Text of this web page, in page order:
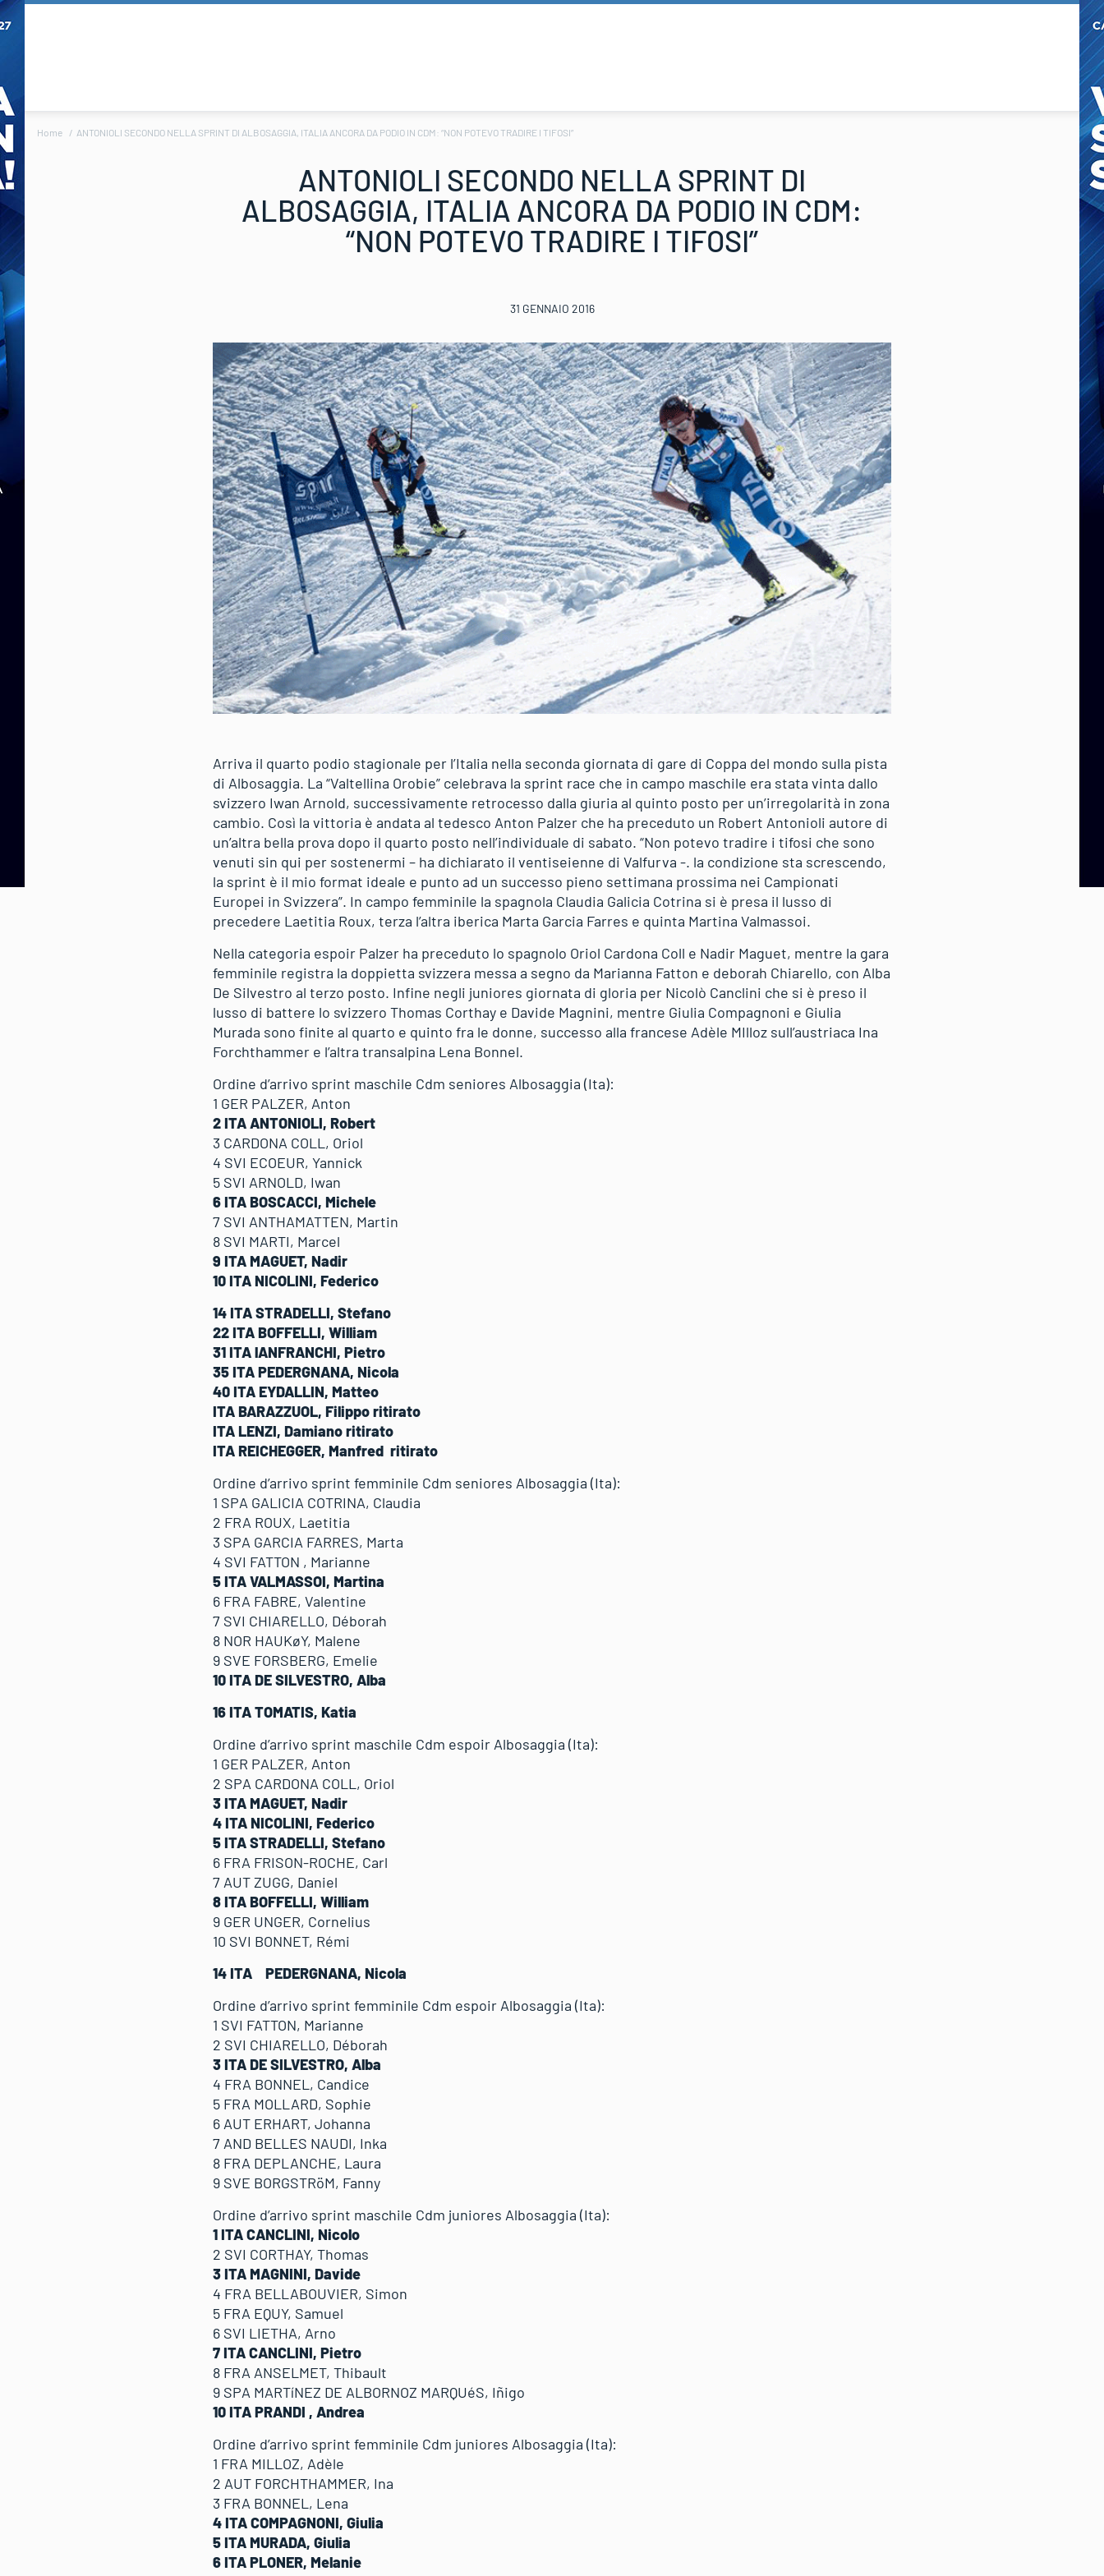
Home ANTONIOLI SECONDO NELLA SPRINT DI ALBOSAGGIA, ITALIA ANCORA DA PODIO IN CDM: “NON POTEVO TRADIRE I TIFOSI”
ANTONIOLI SECONDO NELLA SPRINT DI
ALBOSAGGIA, ITALIA ANCORA DA PODIO IN CDM:
“NON POTEVO TRADIRE I TIFOSI”
31 GENNAIO 2016
Arriva il quarto podio stagionale per l’Italia nella seconda giornata di gare di Coppa del mondo sulla pista
di Albosaggia. La “Valtellina Orobie” celebrava la sprint race che in campo maschile era stata vinta dallo
svizzero Iwan Arnold, successivamente retrocesso dalla giuria al quinto posto per un’irregolarità in zona
cambio. Così la vittoria è andata al tedesco Anton Palzer che ha preceduto un Robert Antonioli autore di
un’altra bella prova dopo il quarto posto nell’individuale di sabato. “Non potevo tradire i tifosi che sono
venuti sin qui per sostenermi – ha dichiarato il ventiseienne di Valfurva -. la condizione sta screscendo,
la sprint è il mio format ideale e punto ad un successo pieno settimana prossima nei Campionati
Europei in Svizzera”. In campo femminile la spagnola Claudia Galicia Cotrina si è presa il lusso di
precedere Laetitia Roux, terza l’altra iberica Marta Garcia Farres e quinta Martina Valmassoi.
Nella categoria espoir Palzer ha preceduto lo spagnolo Oriol Cardona Coll e Nadir Maguet, mentre la gara
femminile registra la doppietta svizzera messa a segno da Marianna Fatton e deborah Chiarello, con Alba
De Silvestro al terzo posto. Infine negli juniores giornata di gloria per Nicolò Canclini che si è preso il
lusso di battere lo svizzero Thomas Corthay e Davide Magnini, mentre Giulia Compagnoni e Giulia
Murada sono finite al quarto e quinto fra le donne, successo alla francese Adèle MIlloz sull’austriaca Ina
Forchthammer e l’altra transalpina Lena Bonnel.
Ordine d’arrivo sprint maschile Cdm seniores Albosaggia (Ita):
1 GER PALZER, Anton
2 ITA ANTONIOLI, Robert
3 CARDONA COLL, Oriol
4 SVI ECOEUR, Yannick
5 SVI ARNOLD, Iwan
6 ITA BOSCACCI, Michele
7 SVI ANTHAMATTEN, Martin
8 SVI MARTI, Marcel
9 ITA MAGUET, Nadir
10 ITA NICOLINI, Federico
14 ITA STRADELLI, Stefano
22 ITA BOFFELLI, William
31 ITA lANFRANCHI, Pietro
35 ITA PEDERGNANA, Nicola
40 ITA EYDALLIN, Matteo
ITA BARAZZUOL, Filippo ritirato
ITA LENZI, Damiano ritirato
ITA REICHEGGER, Manfred ritirato
Ordine d’arrivo sprint femminile Cdm seniores Albosaggia (Ita):
1 SPA GALICIA COTRINA, Claudia
2 FRA ROUX, Laetitia
3 SPA GARCIA FARRES, Marta
4 SVI FATTON , Marianne
5 ITA VALMASSOI, Martina
6 FRA FABRE, Valentine
7 SVI CHIARELLO, Déborah
8 NOR HAUKøY, Malene
9 SVE FORSBERG, Emelie
10 ITA DE SILVESTRO, Alba
16 ITA TOMATIS, Katia
Ordine d’arrivo sprint maschile Cdm espoir Albosaggia (Ita):
1 GER PALZER, Anton
2 SPA CARDONA COLL, Oriol
3 ITA MAGUET, Nadir
4 ITA NICOLINI, Federico
5 ITA STRADELLI, Stefano
6 FRA FRISON-ROCHE, Carl
7 AUT ZUGG, Daniel
8 ITA BOFFELLI, William
9 GER UNGER, Cornelius
10 SVI BONNET, Rémi
14 ITA PEDERGNANA, Nicola
Ordine d’arrivo sprint femminile Cdm espoir Albosaggia (Ita):
1 SVI FATTON, Marianne
2 SVI CHIARELLO, Déborah
3 ITA DE SILVESTRO, Alba
4 FRA BONNEL, Candice
5 FRA MOLLARD, Sophie
6 AUT ERHART, Johanna
7 AND BELLES NAUDI, Inka
8 FRA DEPLANCHE, Laura
9 SVE BORGSTRöM, Fanny
Ordine d’arrivo sprint maschile Cdm juniores Albosaggia (Ita):
1 ITA CANCLINI, Nicolo
2 SVI CORTHAY, Thomas
3 ITA MAGNINI, Davide
4 FRA BELLABOUVIER, Simon
5 FRA EQUY, Samuel
6 SVI LIETHA, Arno
7 ITA CANCLINI, Pietro
8 FRA ANSELMET, Thibault
9 SPA MARTíNEZ DE ALBORNOZ MARQUéS, Iñigo
10 ITA PRANDI , Andrea
Ordine d’arrivo sprint femminile Cdm juniores Albosaggia (Ita):
1 FRA MILLOZ, Adèle
2 AUT FORCHTHAMMER, Ina
3 FRA BONNEL, Lena
4 ITA COMPAGNONI, Giulia
5 ITA MURADA, Giulia
6 ITA PLONER, Melanie